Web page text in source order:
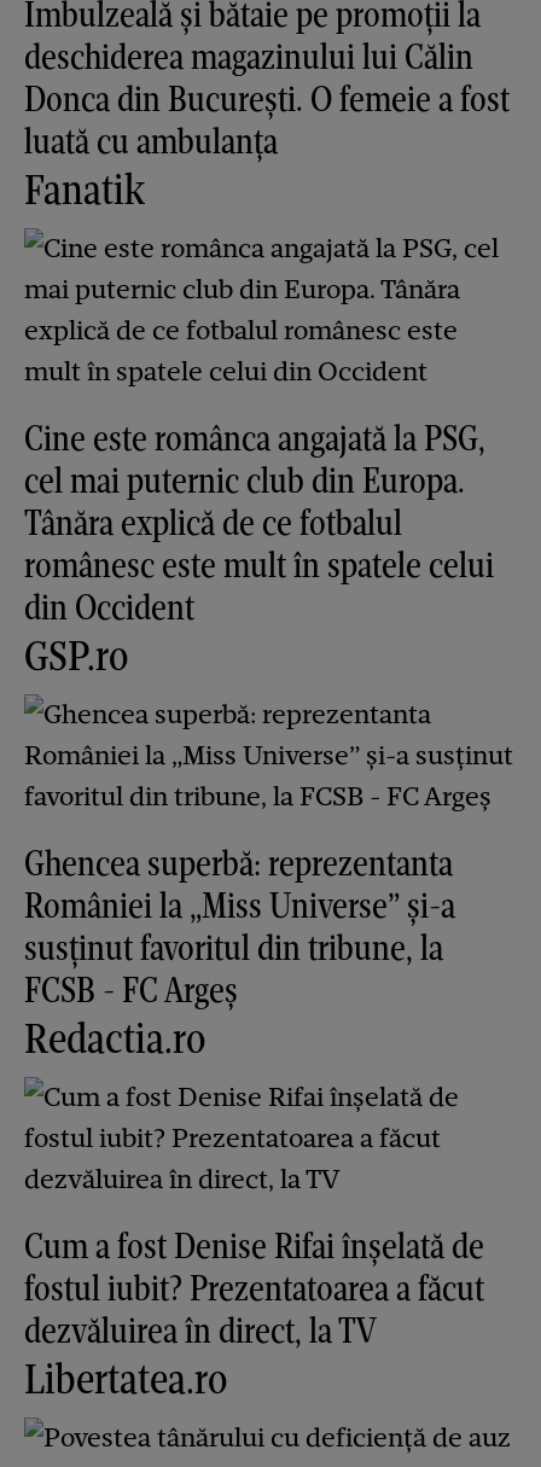
Îmbulzeală și bătaie pe promoții la
deschiderea magazinului lui Călin
Donca din București. O femeie a fost
luată cu ambulanța
Fanatik
Cine este românca angajată la PSG,
cel mai puternic club din Europa.
Tânăra explică de ce fotbalul
românesc este mult în spatele celui
din Occident
GSP.ro
Ghencea superbă: reprezentanta
României la „Miss Universe” și-a
susținut favoritul din tribune, la
FCSB - FC Argeș
Redactia.ro
Cum a fost Denise Rifai înșelată de
fostul iubit? Prezentatoarea a făcut
dezvăluirea în direct, la TV
Libertatea.ro